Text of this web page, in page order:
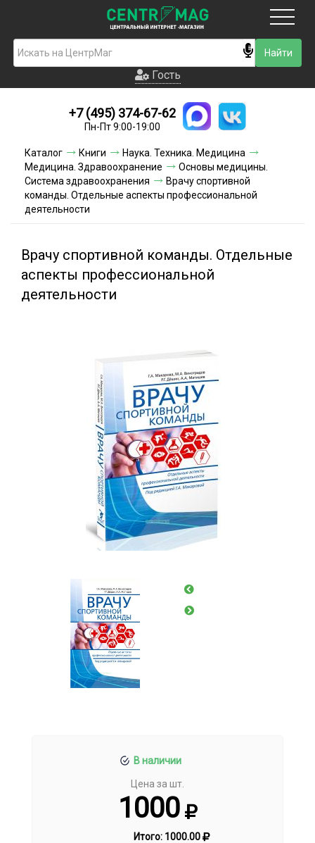
Гость
Новинки
Условия доставки
Условия оплаты
Гость
+7 (495) 374-67-62
Пн-Пт 9:00-19:00
Каталог Книги
Наука. Техника. Медицина
Медицина. Здравоохранение
Основы медицины.
Система здравоохранения
Врачу спортивной
команды. Отдельные аспекты профессиональной
деятельности
Врачу спортивной команды. Отдельные
аспекты профессиональной
деятельности
В наличии
Цена за шт.
1000
Итого: 1000.00